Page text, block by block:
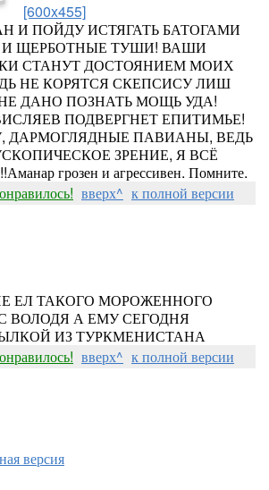
[600x455]
И ПОЙДУ ИСТЯГАТЬ БАТОГАМИ
ЩЕРБОТНЫЕ ТУШИ! ВАШИ
СТАНУТ ДОСТОЯНИЕМ МОИХ
НЕ КОРЯТСЯ СКЕПСИСУ ЛИШ
ДАНО ПОЗНАТЬ МОЩЬ УДА!
ПОДВЕРГНЕТ ЕПИТИМЬЕ!
ДАРМОГЛЯДНЫЕ ПАВИАНЫ, ВЕДЬ
ЗРЕНИЕ, Я ВСЁ
грозен и агрессивен. Помните.
вверх^ к полной версии
ЕЛ ТАКОГО МОРОЖЕННОГО
ВОЛОДЯ А ЕМУ СЕГОДНЯ
ИЗ ТУРКМЕНИСТАНА
вверх^ к полной версии
версия